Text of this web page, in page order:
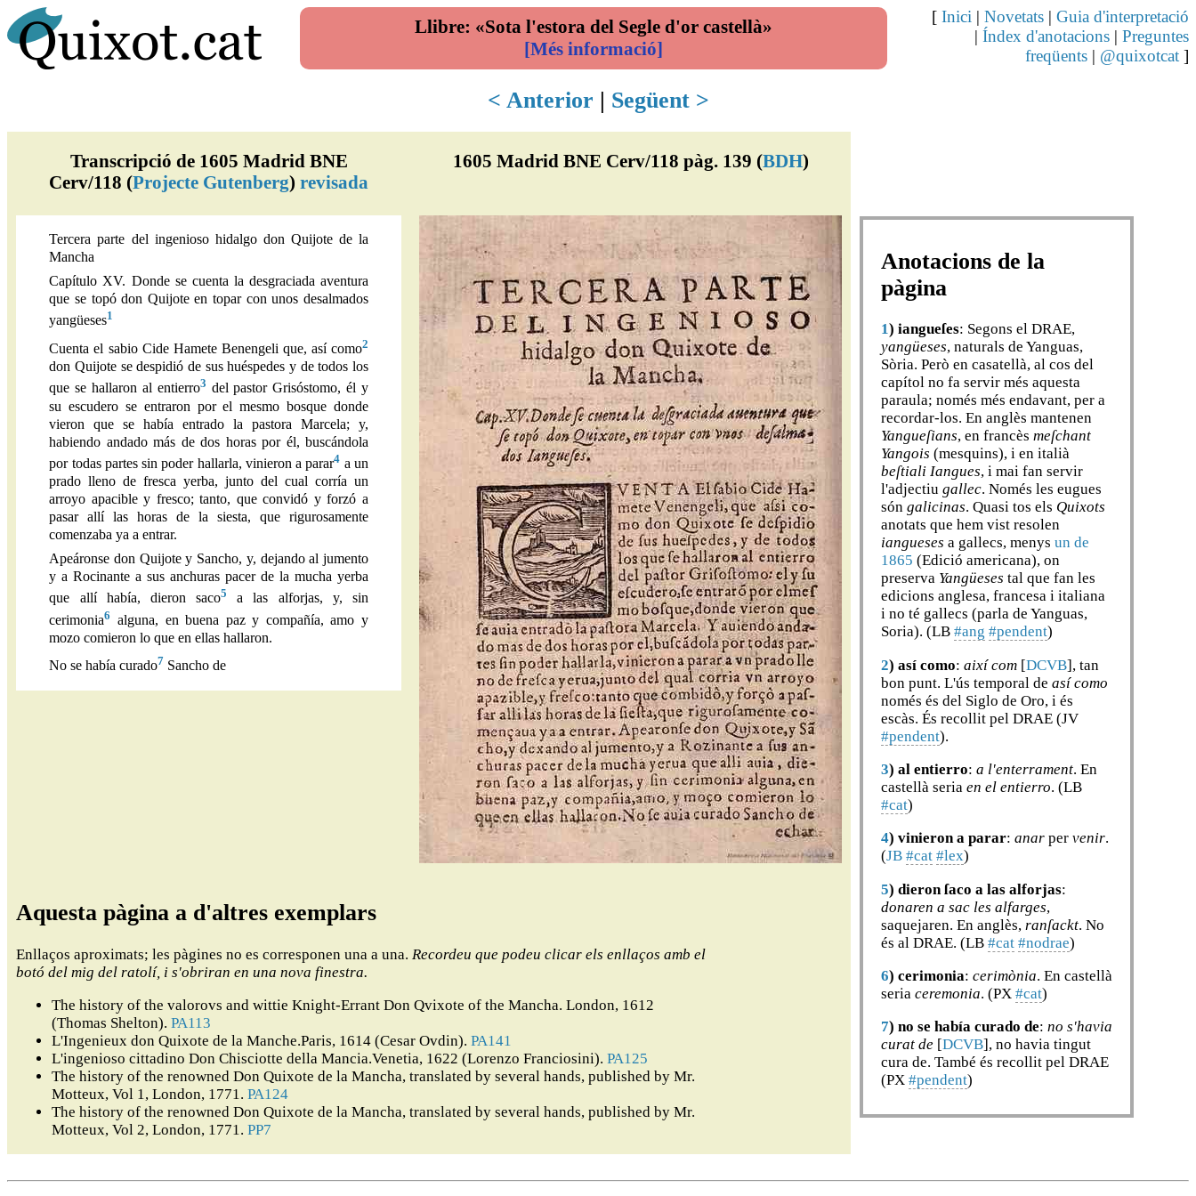
Llibre: «Sota l'estora del Segle d'or castellà»
[Més informació]
[ Inici | Novetats | Guia d'interpretació
| Índex d'anotacions | Preguntes
freqüents | @quixotcat ]
< Anterior | Següent >
Transcripció de 1605 Madrid BNE
Cerv/118 (Projecte Gutenberg)revisada
Tercera parte del ingenioso hidalgo don Quijote de la
Mancha
Capítulo XV. Donde se cuenta la desgraciada aventura
que se topó don Quijote en topar con unos desalmados
yangüeses1
Cuenta el sabio Cide Hamete Benengeli que, así como2
don Quijote se despidió de sus huéspedes y de todos los
que se hallaron al entierro3 del pastor Grisóstomo, él y
su escudero se entraron por el mesmo bosque donde
vieron que se había entrado la pastora Marcela; y,
habiendo andado más de dos horas por él, buscándola
por todas partes sin poder hallarla, vinieron a parar4 a un
prado lleno de fresca yerba, junto del cual corría un
arroyo apacible y fresco; tanto, que convidó y forzó a
pasar allí las horas de la siesta, que rigurosamente
comenzaba ya a entrar.
Apeáronse don Quijote y Sancho, y, dejando al jumento
y a Rocinante a sus anchuras pacer de la mucha yerba
que allí había, dieron saco5
a las alforjas, y, sin
cerimonia6 alguna, en buena paz y compañía, amo y
mozo comieron lo que en ellas hallaron.
No se había curado7 Sancho de
1605 Madrid BNE Cerv/118 pàg. 139 (BDH)
Aquesta pàgina a d'altres exemplars
Enllaços aproximats; les pàgines no es corresponen una a una. Recordeu que podeu clicar els enllaços amb el
botó del mig del ratolí, i s'obriran en una nova finestra.
The history of the valorovs and wittie Knight-Errant Don Qvixote of the Mancha. London, 1612
(Thomas Shelton). PA113
L'Ingenieux don Quixote de la Manche.Paris, 1614 (Cesar Ovdin). PA141
L'ingenioso cittadino Don Chisciotte della Mancia.Venetia, 1622 (Lorenzo Franciosini). PA125
The history of the renowned Don Quixote de la Mancha, translated by several hands, published by Mr.
Motteux, Vol 1, London, 1771. PA124
The history of the renowned Don Quixote de la Mancha, translated by several hands, published by Mr.
Motteux, Vol 2, London, 1771. PP7
Anotacions de la
pàgina
1) iangueſes: Segons el DRAE,
yangüeses, naturals de Yanguas,
Sòria. Però en casatellà, al cos del
capítol no fa servir més aquesta
paraula; només més endavant, per a
recordar-los. En anglès mantenen
Yangueſians, en francèsmeſchant
Yangois (mesquins), i en italià
beſtiali Iangues, i mai fan servir
l'adjectiugallec. Només les eugues
sóngalicinas. Quasi tos els Quixots
anotats que hem vist resolen
iangueses a gallecs, menysun de
1865 (Edició americana), on
preserva Yangüeses tal que fan les
edicions anglesa, francesa i italiana
i no té gallecs (parla de Yanguas,
Soria). (LB#ang #pendent)
2) así como:així com [DCVB], tan
bon punt. L'ús temporal deasí como
només és del Siglo de Oro, i és
escàs. És recollit pel DRAE (JV
#pendent).
3) al entierro:a l'enterrament. En
castellà seriaen el entierro. (LB
#cat)
4) vinieron a parar:anar pervenir.
(JB #cat #lex)
5) dieron ſaco a las alforjas:
donaren a sac les alfarges,
saquejaren. En anglès, ranſackt. No
és al DRAE. (LB#cat #nodrae)
6) cerimonia:cerimònia. En castellà
seriaceremonia. (PX#cat)
7) no se había curado de:no s'havia
curat de [DCVB], no havia tingut
cura de. També és recollit pel DRAE
(PX#pendent)